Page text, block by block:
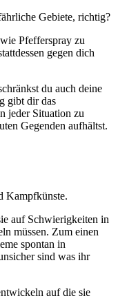
Gebiete, richtig?
Pfefferspray zu
gegen dich
du auch deine
gibt dir das
jeder Situation zu
Gegenden aufhältst.
Kampfkünste.
auf Schwierigkeiten in
müssen. Zum einen
spontan in
sind was ihr
auf die sie